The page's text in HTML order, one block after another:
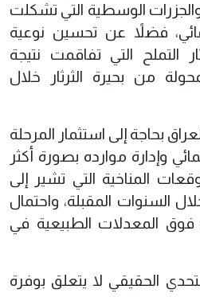
الوسطية التي تشكلت
فضلاً عن تحسين نوعية
التملح التي تفاقمت نتيجة
من بحيرة الثرثار خلال
بحاجة إلى استثمار المرحلة
وإدارة موارده بصورة أكثر
المناخية التي تشير إلى
السنوات المقبلة، واحتمال
المعدلات الطبيعية في
الحقيقي لا يتعلق بوفرة